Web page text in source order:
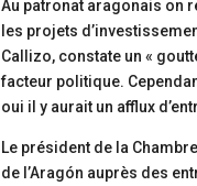
Au patronat aragonais on
les projets
Callizo, constate un «
facteur politique.
oui il y aurait un afflux
Le président de la
de l’Aragón auprès des